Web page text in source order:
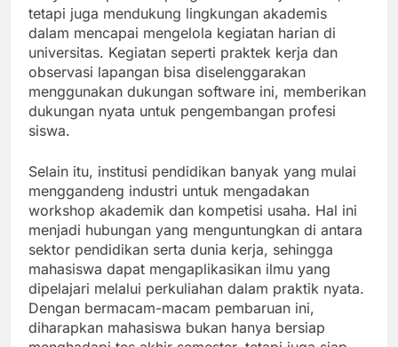
tetapi juga mendukung lingkungan akademis
dalam mencapai mengelola kegiatan harian di
universitas. Kegiatan seperti praktek kerja dan
observasi lapangan bisa diselenggarakan
menggunakan dukungan software ini, memberikan
dukungan nyata untuk pengembangan profesi
siswa.
Selain itu, institusi pendidikan banyak yang mulai
menggandeng industri untuk mengadakan
workshop akademik dan kompetisi usaha. Hal ini
menjadi hubungan yang menguntungkan di antara
sektor pendidikan serta dunia kerja, sehingga
mahasiswa dapat mengaplikasikan ilmu yang
dipelajari melalui perkuliahan dalam praktik nyata.
Dengan bermacam-macam pembaruan ini,
diharapkan mahasiswa bukan hanya bersiap